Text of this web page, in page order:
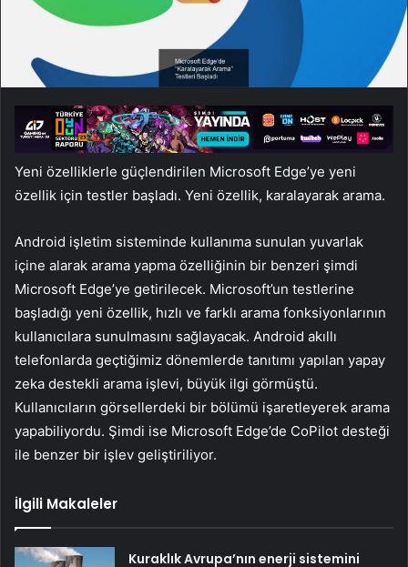
Yeni özelliklerle güçlendirilen Microsoft Edge’ye yeni
özellik için testler başladı. Yeni özellik, karalayarak arama.
Android işletim sisteminde kullanıma sunulan yuvarlak
içine alarak arama yapma özelliğinin bir benzeri şimdi
Microsoft Edge’ye getirilecek. Microsoft’un testlerine
başladığı yeni özellik, hızlı ve farklı arama fonksiyonlarının
kullanıcılara sunulmasını sağlayacak. Android akıllı
telefonlarda geçtiğimiz dönemlerde tanıtımı yapılan yapay
zeka destekli arama işlevi, büyük ilgi görmüştü.
Kullanıcıların görsellerdeki bir bölümü işaretleyerek arama
yapabiliyordu. Şimdi ise Microsoft Edge’de CoPilot desteği
ile benzer bir işlev geliştiriliyor.
İlgili Makaleler
Kuraklık Avrupa’nın enerji sistemini